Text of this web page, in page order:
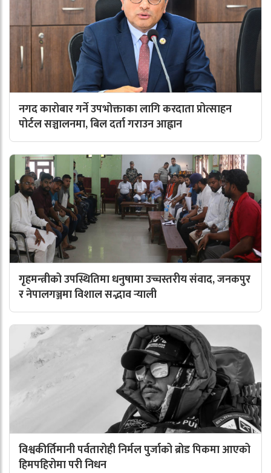
नगद कारोबार गर्ने उपभोक्ताका लागि करदाता प्रोत्साहन
पोर्टल सञ्चालनमा, बिल दर्ता गराउन आह्वान
गृहमन्त्रीको उपस्थितिमा धनुषामा उच्चस्तरीय संवाद, जनकपुर
र नेपालगञ्जमा विशाल सद्भाव र्‍याली
विश्वकीर्तिमानी पर्वतारोही निर्मल पुर्जाको ब्रोड पिकमा आएको
हिमपहिरोमा परी निधन